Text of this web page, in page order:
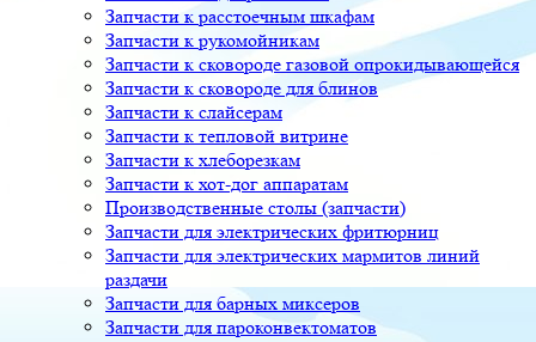
Запчасти к расстоечным шкафам
Запчасти к рукомойникам
Запчасти к сковороде газовой опрокидывающейся
Запчасти к сковороде для блинов
Запчасти к слайсерам
Запчасти к тепловой витрине
Запчасти к хлеборезкам
Запчасти к хот-дог аппаратам
Производственные столы (запчасти)
Запчасти для электрических фритюрниц
Запчасти для электрических мармитов линий
раздачи
Запчасти для барных миксеров
Запчасти для пароконвектоматов